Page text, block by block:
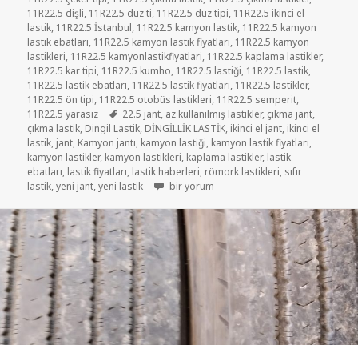
11R22.5 dişli, 11R22.5 düz ti, 11R22.5 düz tipi, 11R22.5 ikinci el
lastik, 11R22.5 İstanbul, 11R22.5 kamyon lastik, 11R22.5 kamyon
lastik ebatları, 11R22.5 kamyon lastik fiyatlari, 11R22.5 kamyon
lastikleri, 11R22.5 kamyonlastikfiyatlari, 11R22.5 kaplama lastikler,
11R22.5 kar tipi, 11R22.5 kumho, 11R22.5 lastiği, 11R22.5 lastik,
11R22.5 lastik ebatları, 11R22.5 lastik fiyatları, 11R22.5 lastikler,
11R22.5 ön tipi, 11R22.5 otobüs lastikleri, 11R22.5 semperit,
11R22.5 yarasız
Etiketler
22.5 jant, az kullanılmış lastikler, çıkma jant,
çıkma lastik, Dingil Lastik, DİNGİLLİK LASTİK, ikinci el jant, ikinci el
lastik, jant, Kamyon jantı, kamyon lastiği, kamyon lastik fiyatları,
kamyon lastikler, kamyon lastikleri, kaplama lastikler, lastik
ebatları, lastik fiyatları, lastik haberleri, römork lastikleri, sıfır
lastik,yeni jant,yeni lastik 11R22.5 ÇIKMA DİNGİLLİK LASTİKLER için
bir yorum